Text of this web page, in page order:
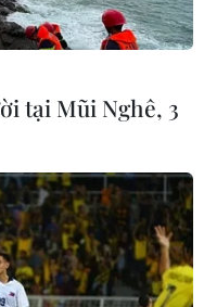
cứu hộ đã tìm
tìm kiếm.
tại Mũi Nghê, 3